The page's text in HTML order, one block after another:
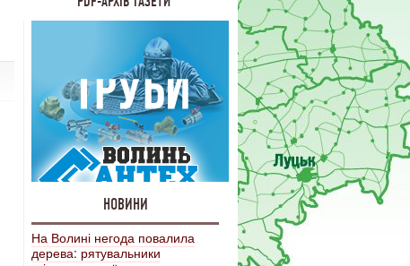
НОВИНИ
На Волині негода повалила
дерева: рятувальники